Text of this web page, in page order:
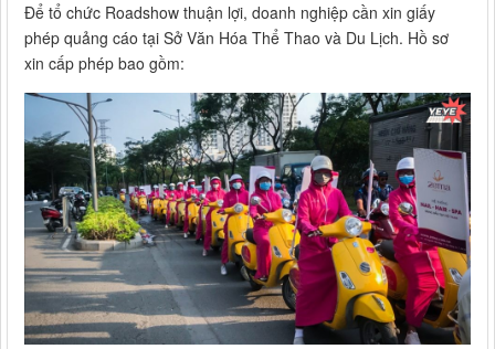
Để tổ chức Roadshow thuận lợi, doanh nghiệp cần xin giấy
phép quảng cáo tại Sở Văn Hóa Thể Thao và Du Lịch. Hồ sơ
xin cấp phép bao gồm: